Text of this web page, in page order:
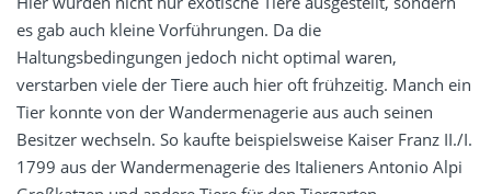
es gab auch kleine Vorführungen. Da die
Haltungsbedingungen jedoch nicht optimal waren,
verstarben viele der Tiere auch hier oft frühzeitig. Manch ein
Tier konnte von der Wandermenagerie aus auch seinen
Besitzer wechseln. So kaufte beispielsweise Kaiser Franz II./I.
1799 aus der Wandermenagerie des Italieners Antonio Alpi